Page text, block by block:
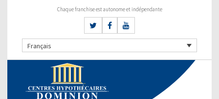
Chaque franchise est autonome et indépendante
Français